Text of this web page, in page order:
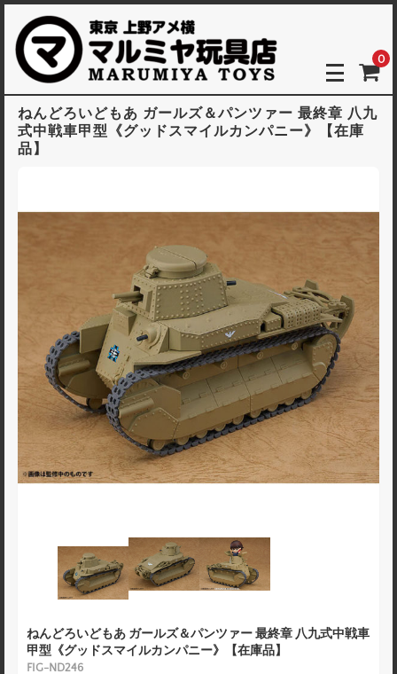
0
ねんどろいどもあ ガールズ＆パンツァー 最終章 八九
式中戦車甲型《グッドスマイルカンパニー》【在庫
品】
ねんどろいどもあ ガールズ＆パンツァー 最終章 八九式中戦車
甲型《グッドスマイルカンパニー》【在庫品】
FIG-ND246